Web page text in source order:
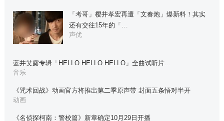
「考哥」樱井孝宏再遭「文春炮」爆新料！其实
还有交往15年的「…
声优
蓝井艾露专辑「HELLO HELLO HELLO」全曲试听片…
音乐
《咒术回战》动画官方将推出第二季原声带 封面五条悟对半开
动画
《名侦探柯南：警校篇》新章确定10月29日开播